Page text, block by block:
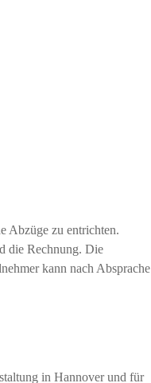
Abzüge zu entrichten.
die Rechnung. Die
kann nach Absprache
in Hannover und für